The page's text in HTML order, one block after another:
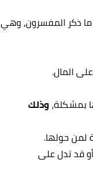
ما ذكر المفسرون، وهي
المال.
بمشكلة، وذلك
لمن حولها.
قد تدل على